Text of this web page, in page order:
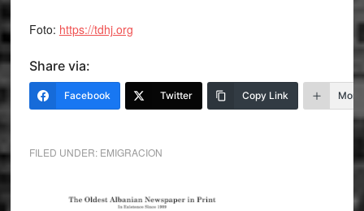
Foto: https://tdhj.org
Share via:
Facebook Twitter Copy Link More
FILED UNDER: EMIGRACION